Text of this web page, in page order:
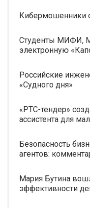
Кибермошенники
Студенты МИФИ,
электронную
Российские
«Судного дня»
«РТС-тендер»
ассистента для
Безопасность
агентов:
Мария Бутина
эффективности